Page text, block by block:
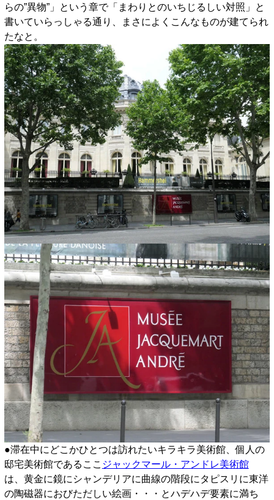
らの”異物”」という章で「まわりとのいちじるしい対照」と
書いていらっしゃる通り、まさによくこんなものが建てられ
たなと。
●滞在中にどこかひとつは訪れたいキラキラ美術館、個人の
邸宅美術館であるここ ジャックマール・アンドレ美術館
は、黄金に鏡にシャンデリアに曲線の階段にタピスリに東洋
の陶磁器におびただしい絵画・・・とハデハデ要素に満ち